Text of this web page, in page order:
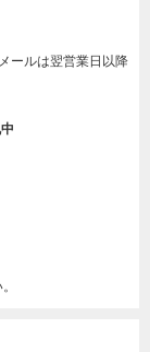
ールは翌営業日以降